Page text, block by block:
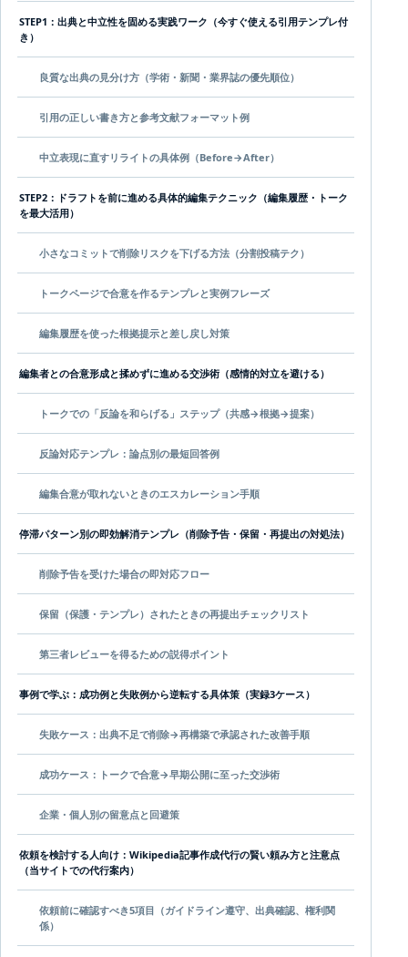
STEP1：出典と中立性を固める実践ワーク（今すぐ使える引用テンプレ付
き）
良質な出典の見分け方（学術・新聞・業界誌の優先順位）
引用の正しい書き方と参考文献フォーマット例
中立表現に直すリライトの具体例（Before→After）
STEP2：ドラフトを前に進める具体的編集テクニック（編集履歴・トーク
を最大活用）
小さなコミットで削除リスクを下げる方法（分割投稿テク）
トークページで合意を作るテンプレと実例フレーズ
編集履歴を使った根拠提示と差し戻し対策
編集者との合意形成と揉めずに進める交渉術（感情的対立を避ける）
トークでの「反論を和らげる」ステップ（共感→根拠→提案）
反論対応テンプレ：論点別の最短回答例
編集合意が取れないときのエスカレーション手順
停滞パターン別の即効解消テンプレ（削除予告・保留・再提出の対処法）
削除予告を受けた場合の即対応フロー
保留（保護・テンプレ）されたときの再提出チェックリスト
第三者レビューを得るための説得ポイント
事例で学ぶ：成功例と失敗例から逆転する具体策（実録3ケース）
失敗ケース：出典不足で削除→再構築で承認された改善手順
成功ケース：トークで合意→早期公開に至った交渉術
企業・個人別の留意点と回避策
依頼を検討する人向け：Wikipedia記事作成代行の賢い頼み方と注意点
（当サイトでの代行案内）
依頼前に確認すべき5項目（ガイドライン遵守、出典確認、権利関
係）